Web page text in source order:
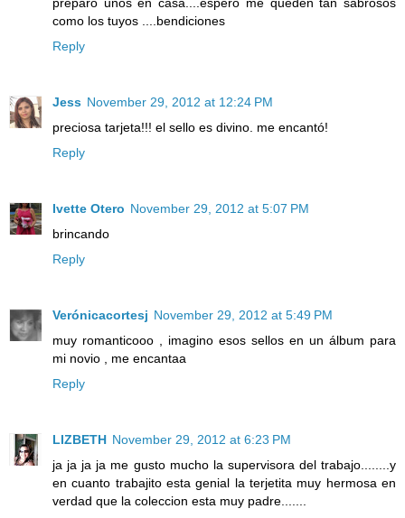
como los tuyos ....bendiciones
Reply
Jess November 29, 2012 at 12:24 PM
preciosa tarjeta!!! el sello es divino. me encantó!
Reply
Ivette Otero November 29, 2012 at 5:07 PM
brincando
Reply
Verónicacortesj November 29, 2012 at 5:49 PM
muy romanticooo , imagino esos sellos en un álbum para
mi novio , me encantaa
Reply
LIZBETH November 29, 2012 at 6:23 PM
ja ja ja ja me gusto mucho la supervisora del trabajo........y
en cuanto trabajito esta genial la terjetita muy hermosa en
verdad que la coleccion esta muy padre.......